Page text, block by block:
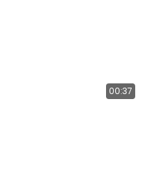
00:37